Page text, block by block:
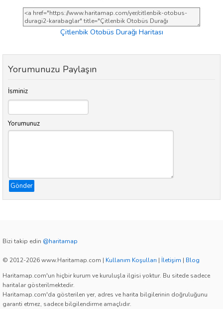
Çitlenbik Otobüs Durağı Haritası
Yorumunuzu Paylaşın
İsminiz
Yorumunuz
Gönder
Bizi takip edin @haritamap
© 2012-2026 www.Haritamap.com | Kullanım Koşulları | İletişim | Blog
Haritamap.com'un hiçbir kurum ve kuruluşla ilgisi yoktur. Bu sitede sadece
haritalar gösterilmektedir.
Haritamap.com'da gösterilen yer, adres ve harita bilgilerinin doğruluğunu
garanti etmez, sadece bilgilendirme amaçlıdır.